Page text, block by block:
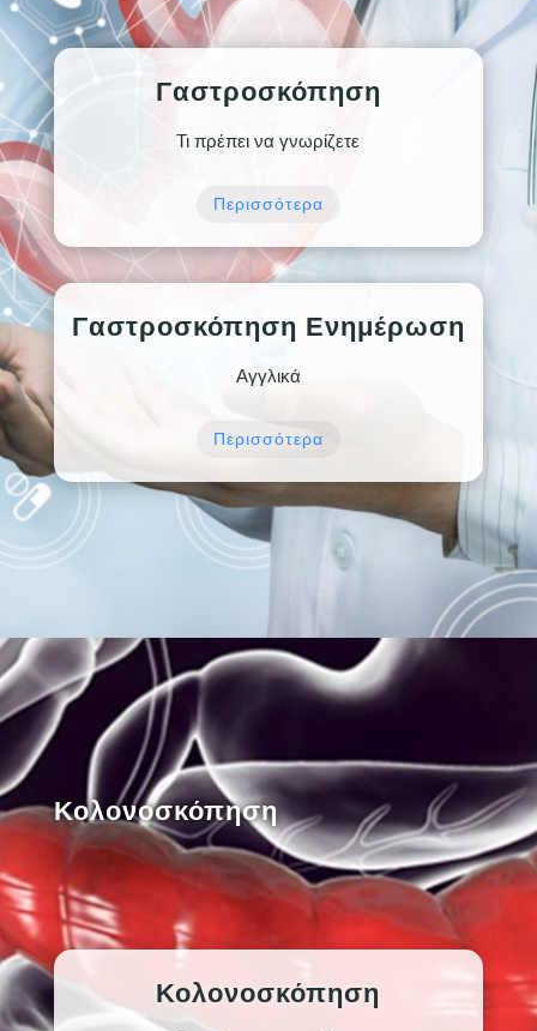
Γαστροσκόπηση
Τι πρέπει να γνωρίζετε
Περισσότερα
Γαστροσκόπηση Ενημέρωση
Αγγλικά
Περισσότερα
Κολονοσκόπηση
Κολονοσκόπηση